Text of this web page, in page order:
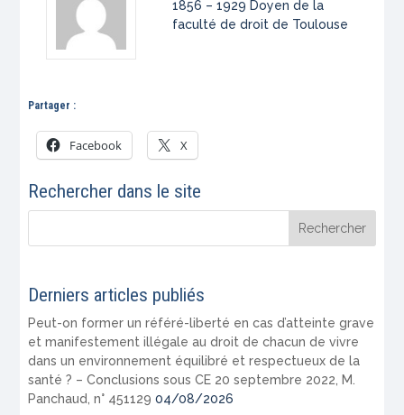
1856 – 1929 Doyen de la
faculté de droit de Toulouse
Partager :
Facebook X
Rechercher dans le site
Derniers articles publiés
Peut-on former un référé-liberté en cas d’atteinte grave
et manifestement illégale au droit de chacun de vivre
dans un environnement équilibré et respectueux de la
santé ? – Conclusions sous CE 20 septembre 2022, M.
Panchaud, n° 451129 04/08/2026